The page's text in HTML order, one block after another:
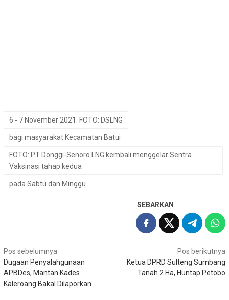
6 - 7 November 2021. FOTO: DSLNG
bagi masyarakat Kecamatan Batui
FOTO: PT Donggi-Senoro LNG kembali menggelar Sentra
Vaksinasi tahap kedua
pada Sabtu dan Minggu
SEBARKAN
Navigasi
pos
Pos sebelumnya
Dugaan Penyalahgunaan
APBDes, Mantan Kades
Kaleroang Bakal Dilaporkan
Pos berikutnya
Ketua DPRD Sulteng Sumbang
Tanah 2 Ha, Huntap Petobo